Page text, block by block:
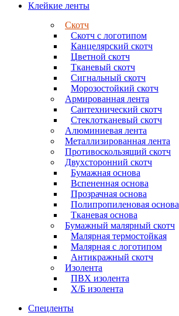
Клейкие ленты
Скотч
Скотч с логотипом
Канцелярский скотч
Цветной скотч
Тканевый скотч
Сигнальный скотч
Морозостойкий скотч
Армированная лента
Сантехнический скотч
Стеклотканевый скотч
Алюминиевая лента
Металлизированная лента
Противоскользящий скотч
Двухсторонний скотч
Бумажная основа
Вспененная основа
Прозрачная основа
Полипропиленовая основа
Тканевая основа
Бумажный малярный скотч
Малярная термостойкая
Малярная с логотипом
Антикражный скотч
Изолента
ПВХ изолента
Х/Б изолента
Спецленты